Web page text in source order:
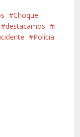
Choque
destacamos
i
Polícia